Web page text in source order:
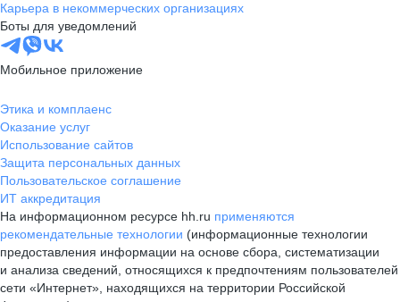
Карьера в некоммерческих организациях
Боты для уведомлений
Мобильное приложение
Этика и комплаенс
Оказание услуг
Использование сайтов
Защита персональных данных
Пользовательское соглашение
ИТ аккредитация
На информационном ресурсе hh.ru применяются
рекомендательные технологии (информационные технологии
предоставления информации на основе сбора, систематизации
и анализа сведений, относящихся к предпочтениям пользователей
сети «Интернет», находящихся на территории Российской